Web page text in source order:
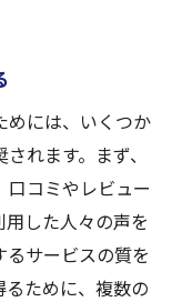
めには、いくつか
れます。まず、
コミやレビュー
した人々の声を
サービスの質を
ために、複数の